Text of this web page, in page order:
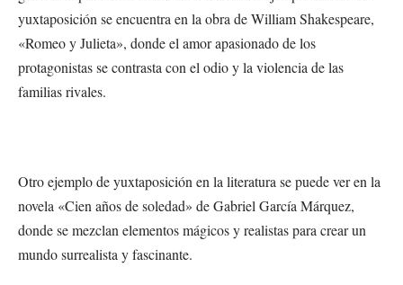
yuxtaposición se encuentra en la obra de William Shakespeare,
«Romeo y Julieta», donde el amor apasionado de los
protagonistas se contrasta con el odio y la violencia de las
familias rivales.
Otro ejemplo de yuxtaposición en la literatura se puede ver en la
novela «Cien años de soledad» de Gabriel García Márquez,
donde se mezclan elementos mágicos y realistas para crear un
mundo surrealista y fascinante.